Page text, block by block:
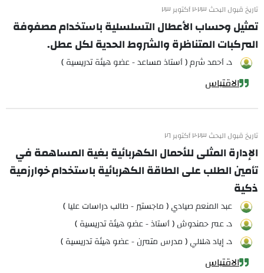
تاريخ قبول البحث ٢٠٢٣ أكتوبر ٢٣
تمثيل وحساب الأعطال التسلسلية باستخدام مصفوفة
المركبات المتناظرة والشروط الحدية لكل عطل.
د. أحمد شرم ( أستاذ مساعد - عضو هيئة تدريسية )
الاقتباس
تاريخ قبول البحث ٢٠٢٣ أكتوبر ٢٦
الإدارة المثلى للأحمال الكهربائية بغية المساهمة في
تأمين الطلب على الطاقة الكهربائية باستخدام خوارزمية
ذكية
عبد المنعم صيادي ( ماجستير - طالب دراسات عليا )
د. عمر حمندوش ( أستاذ - عضو هيئة تدريسية )
د. إياد هلالي ( مدرس متمرن - عضو هيئة تدريسية )
الاقتباس